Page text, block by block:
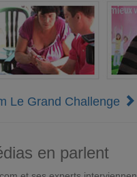
Le Grand Challenge
en parlent